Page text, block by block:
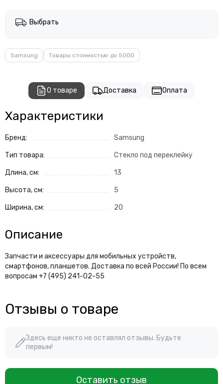
Выбрать
Samsung Товары стоимостью до 5000
О товаре Доставка Оплата
Характеристики
Бренд: Samsung
Тип товара: Стекло под переклейку
Длина, см: 13
Высота, см: 5
Ширина, см: 20
Описание
Запчасти и аксессуары для мобильных устройств,
смартфонов, планшетов. Доставка по всей России! По всем
вопросам +7 (495) 241-02-55
Отзывы о товаре
Здесь еще никто не оставлял отзывы. Будьте
первым!
Оставить отзыв